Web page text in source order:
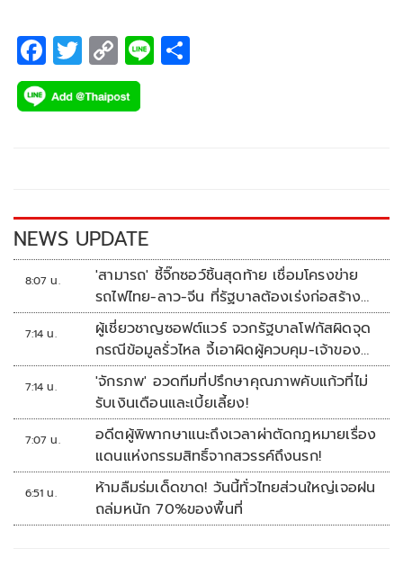
F
ac
e
k
T
wi
tt
C
o
p
k
Li
NEWS UPDATE
8:07 น.
'สามารถ' ชี้จิ๊กซอว์ชิ้นสุดท้าย เชื่อมโครงข่าย
รถไฟไทย-ลาว-จีน ที่รัฐบาลต้องเร่งก่อสร้าง
ทันที
7:14 น.
ผู้เชี่ยวชาญซอฟต์แวร์ จวกรัฐบาลโฟกัสผิดจุด
กรณีข้อมูลรั่วไหล จี้เอาผิดผู้ควบคุม-เจ้าของ
ระบบตามกฎหมาย PDPA
7:14 น.
'จักรภพ' อวดทีมที่ปรึกษาคุณภาพคับแก้วที่ไม่
รับเงินเดือนและเบี้ยเลี้ยง!
7:07 น.
อดีตผู้พิพากษาแนะถึงเวลาผ่าตัดกฎหมายเรื่อง
แดนแห่งกรรมสิทธิ์จากสวรรค์ถึงนรก!
6:51 น.
ห้ามลืมร่มเด็ดขาด! วันนี้ทั่วไทยส่วนใหญ่เจอฝน
ถล่มหนัก 70%ของพื้นที่